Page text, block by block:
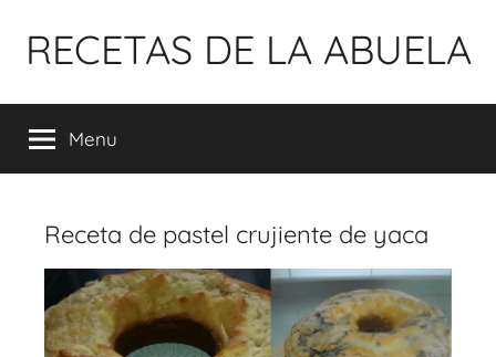
para
conteúdo
RECETAS DE LA ABUELA
Menu
Receta de pastel crujiente de yaca